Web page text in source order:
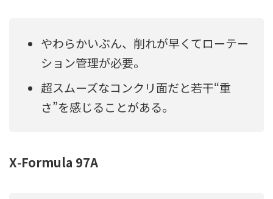
やわらかいぶん、削れが早くてローテー
ション管理が必要。
超スムーズなコンクリ面だと若干“重
さ”を感じることがある。
X‑Formula 97A